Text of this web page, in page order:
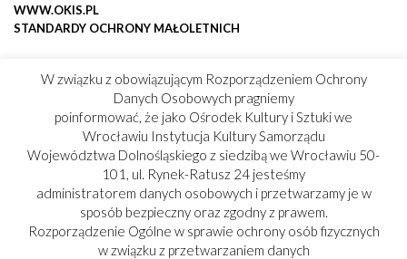
WWW.OKIS.PL
STANDARDY OCHRONY MAŁOLETNICH
W związku z obowiązującym Rozporządzeniem Ochrony
Danych Osobowych pragniemy
poinformować, że jako Ośrodek Kultury i Sztuki we
Wrocławiu Instytucja Kultury Samorządu
Województwa Dolnośląskiego z siedzibą we Wrocławiu 50-
101, ul. Rynek-Ratusz 24 jesteśmy
administratorem danych osobowych i przetwarzamy je w
sposób bezpieczny oraz zgodny z prawem.
Rozporządzenie Ogólne w sprawie ochrony osób fizycznych
w związku z przetwarzaniem danych